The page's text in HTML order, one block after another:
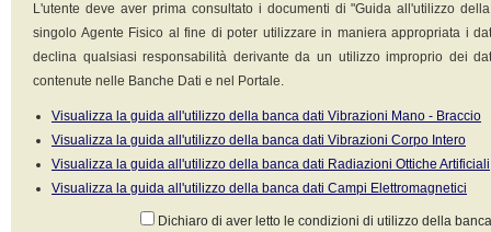
CASE
Modello:
1840
Tipologia:
Peso: 1840 kg
Potenza:
L'utente deve aver prima consultato i documenti di "Guida all'utilizzo
singolo Agente Fisico al fine di poter utilizzare in maniera appropriata i
declina qualsiasi responsabilità derivante da un utilizzo improprio dei
contenute nelle Banche Dati e nel Portale.
Visualizza la guida all'utilizzo della banca dati Vibrazioni Mano - Braccio
Visualizza la guida all'utilizzo della banca dati Vibrazioni Corpo Intero
Visualizza la guida all'utilizzo della banca dati Radiazioni Ottiche Artificiali
Visualizza la guida all'utilizzo della banca dati Campi Elettromagnetici
Dichiaro di aver letto le condizioni di utilizzo della